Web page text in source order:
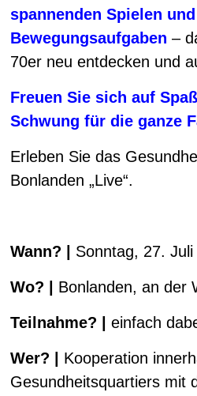
spannenden Spielen und
Bewegungsaufgaben –
70er neu entdecken und
Freuen Sie sich auf
Schwung für die ganze
Erleben Sie das
Bonlanden „Live“.
Wann? | Sonntag, 27.
Wo? | Bonlanden, an der
Teilnahme? | einfach
Wer? |
Kooperation
Gesundheitsquartiers mit